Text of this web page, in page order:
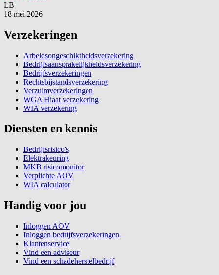
LB
18 mei 2026
Verzekeringen
Arbeidsongeschiktheidsverzekering
Bedrijfsaansprakelijkheidsverzekering
Bedrijfsverzekeringen
Rechtsbijstandsverzekering
Verzuimverzekeringen
WGA Hiaat verzekering
WIA verzekering
Diensten en kennis
Bedrijfsrisico's
Elektrakeuring
MKB risicomonitor
Verplichte AOV
WIA calculator
Handig voor jou
Inloggen AOV
Inloggen bedrijfsverzekeringen
Klantenservice
Vind een adviseur
Vind een schadeherstelbedrijf